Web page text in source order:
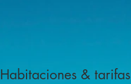
Habitaciones & tarifas